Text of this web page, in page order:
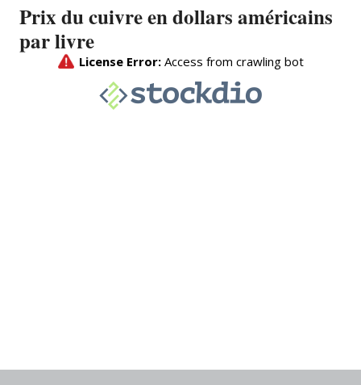
Prix du cuivre en dollars américains
par livre